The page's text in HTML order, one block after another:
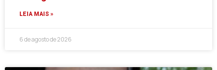
LEIA MAIS »
6 de agosto de 2026